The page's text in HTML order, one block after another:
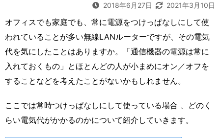
2018年6月27日 2021年3月10日
オフィスでも家庭でも、常に電源をつけっぱなしにして使
われていることが多い無線LANルーターですが、その電気
代を気にしたことはありますか。「通信機器の電源は常に
入れておくもの」とほとんどの人が小まめにオン／オフを
することなどを考えたことがないかもしれません。
ここでは常時つけっぱなしにして使っている場合 、どのく
らい電気代がかかるのかについて紹介していきます。